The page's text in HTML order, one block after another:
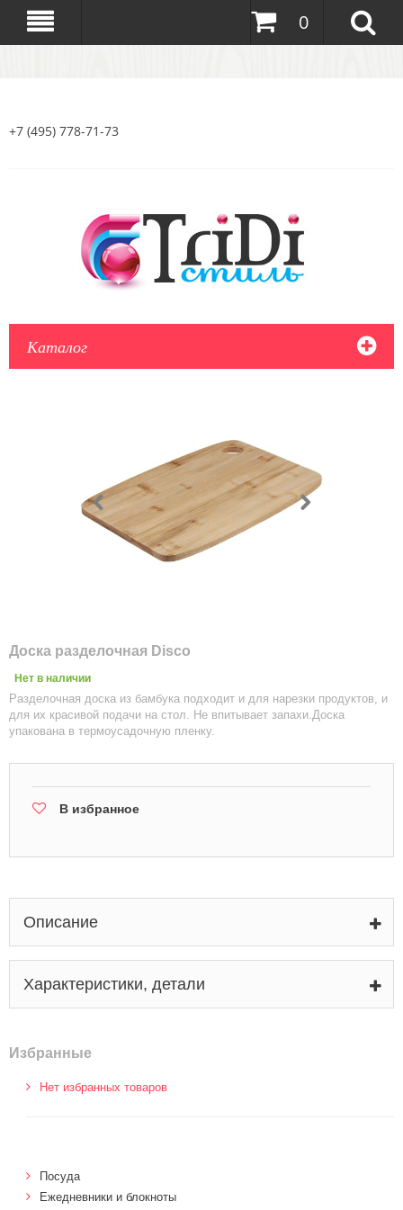
0
+7 (495) 778-71-73
Каталог
Доска разделочная Disco
Нет в наличии
Разделочная доска из бамбука подходит и для нарезки продуктов, и
для их красивой подачи на стол. Не впитывает запахи.Доска
упакована в термоусадочную пленку.
В избранное
Описание
Характеристики, детали
Избранные
Нет избранных товаров
Посуда
Ежедневники и блокноты